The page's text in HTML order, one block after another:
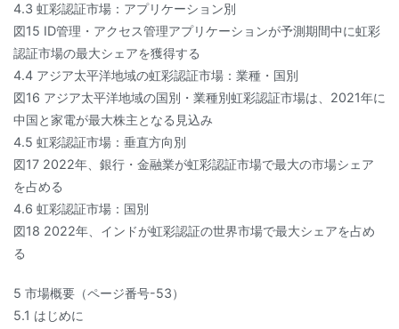
4.3 虹彩認証市場：アプリケーション別
図15 ID管理・アクセス管理アプリケーションが予測期間中に虹彩
認証市場の最大シェアを獲得する
4.4 アジア太平洋地域の虹彩認証市場：業種・国別
図16 アジア太平洋地域の国別・業種別虹彩認証市場は、2021年に
中国と家電が最大株主となる見込み
4.5 虹彩認証市場：垂直方向別
図17 2022年、銀行・金融業が虹彩認証市場で最大の市場シェア
を占める
4.6 虹彩認証市場：国別
図18 2022年、インドが虹彩認証の世界市場で最大シェアを占め
る
5 市場概要（ページ番号-53）
5.1 はじめに